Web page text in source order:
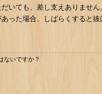
いても、差し支えありませ
った場合、しばらくすると抜
ないですか？